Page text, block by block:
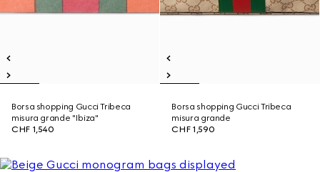
Borsa shopping Gucci Tribeca
misura grande "Ibiza"
CHF 1,540
Borsa shopping Gucci Tribeca
misura grande
CHF 1,590